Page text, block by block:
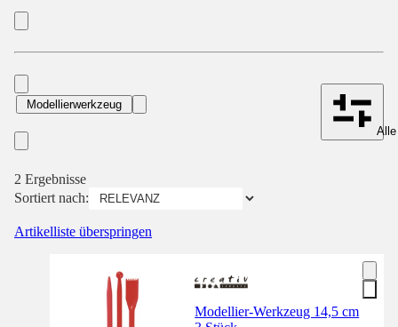
Modellierwerkzeug
2 Ergebnisse
Sortiert nach:
Artikelliste überspringen
Modellier-Werkzeug 14,5 cm